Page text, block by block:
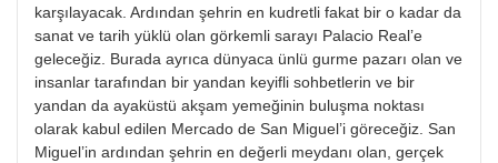
karşılayacak. Ardından şehrin en kudretli fakat bir o kadar da
sanat ve tarih yüklü olan görkemli sarayı Palacio Real’e
geleceğiz. Burada ayrıca dünyaca ünlü gurme pazarı olan ve
insanlar tarafından bir yandan keyifli sohbetlerin ve bir
yandan da ayaküstü akşam yemeğinin buluşma noktası
olarak kabul edilen Mercado de San Miguel’i göreceğiz. San
Miguel’in ardından şehrin en değerli meydanı olan, gerçek